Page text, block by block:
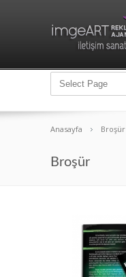
Anasayfa Broşür
Broşür